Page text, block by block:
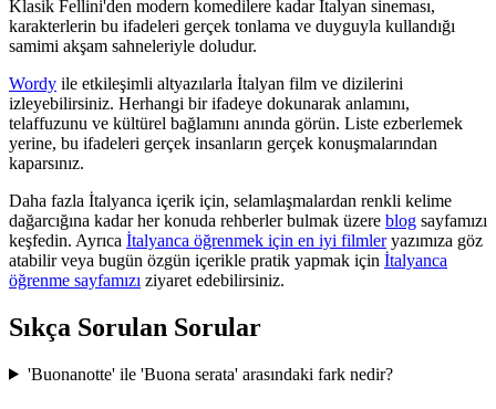
Klasik Fellini'den modern komedilere kadar İtalyan sineması,
karakterlerin bu ifadeleri gerçek tonlama ve duyguyla kullandığı
samimi akşam sahneleriyle doludur.
Wordy ile etkileşimli altyazılarla İtalyan film ve dizilerini
izleyebilirsiniz. Herhangi bir ifadeye dokunarak anlamını,
telaffuzunu ve kültürel bağlamını anında görün. Liste ezberlemek
yerine, bu ifadeleri gerçek insanların gerçek konuşmalarından
kaparsınız.
Daha fazla İtalyanca içerik için, selamlaşmalardan renkli kelime
dağarcığına kadar her konuda rehberler bulmak üzere blog sayfamızı
keşfedin. Ayrıca İtalyanca öğrenmek için en iyi filmleryazımıza göz
atabilir veya bugün özgün içerikle pratik yapmak için İtalyanca
öğrenme sayfamızı ziyaret edebilirsiniz.
Sıkça Sorulan Sorular
'Buonanotte' ile 'Buona serata' arasındaki fark nedir?